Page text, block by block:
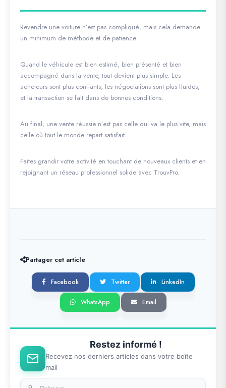
Revendre une voiture n’est pas compliqué, mais cela demande
un minimum de méthode et de patience.
Quand le véhicule est bien estimé, bien présenté et bien
accompagné dans la vente, tout devient plus simple. Les
acheteurs sont plus confiants, les négociations sont plus fluides,
et la transaction se fait dans de bonnes conditions.
Au final, une vente réussie n’est pas celle qui va le plus vite, mais
celle où tout le monde repart satisfait.
Faites grandir votre activité en touchant de nouveaux clients et en
rejoignant un réseau professionnel solide avec TrouvPro.
Partager cet article
Facebook Twitter LinkedIn
WhatsApp Email
Restez informé !
Recevez nos derniers articles dans votre boîte
mail